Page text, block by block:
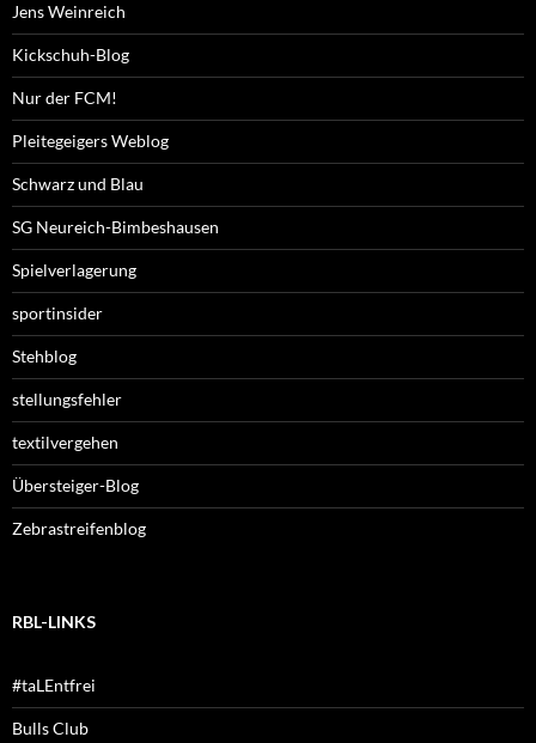
Jens Weinreich
Kickschuh-Blog
Nur der FCM!
Pleitegeigers Weblog
Schwarz und Blau
SG Neureich-Bimbeshausen
Spielverlagerung
sportinsider
Stehblog
stellungsfehler
textilvergehen
Übersteiger-Blog
Zebrastreifenblog
RBL-LINKS
#taLEntfrei
Bulls Club